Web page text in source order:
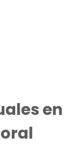
en